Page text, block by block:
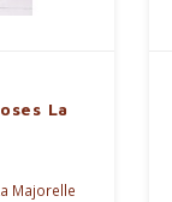
La
Majorelle